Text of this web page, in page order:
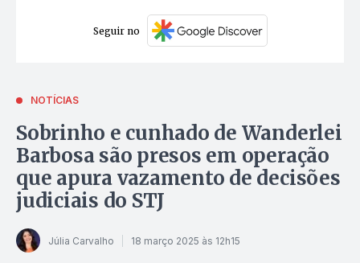
Seguir no
NOTÍCIAS
Sobrinho e cunhado de Wanderlei
Barbosa são presos em operação
que apura vazamento de decisões
judiciais do STJ
Júlia Carvalho 18 março 2025 às 12h15